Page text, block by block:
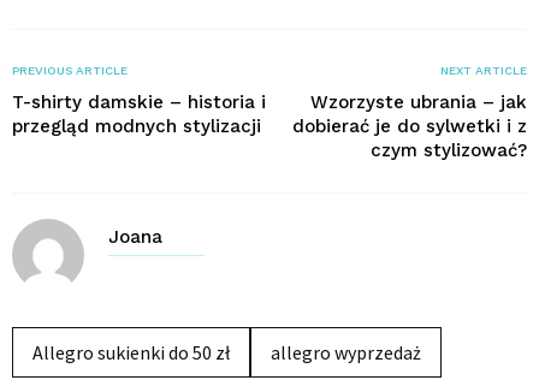
PREVIOUS ARTICLE
T-shirty damskie – historia i
przegląd modnych stylizacji
NEXT ARTICLE
Wzorzyste ubrania – jak
dobierać je do sylwetki i z
czym stylizować?
Joana
Allegro sukienki do 50 zł allegro wyprzedaż